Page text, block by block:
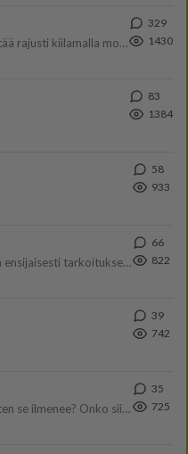
Ylellä leviää video jossa poliisi pysäyttää rajusti kiilamalla mopo pojan. Toivottavasti poliisi ottaa tuosta mallia myö
329
1430
83
1384
58
933
Tutustutaan, fyysistä kontaktia, mutta ensijaisesti tarkoituksena ei ole aloittaa mitään virallista tai rikkoa mitään? E
66
822
39
742
Onko välillänne suuri vetovoima ja miten se ilmenee? Onko siitä haittaa?
35
725